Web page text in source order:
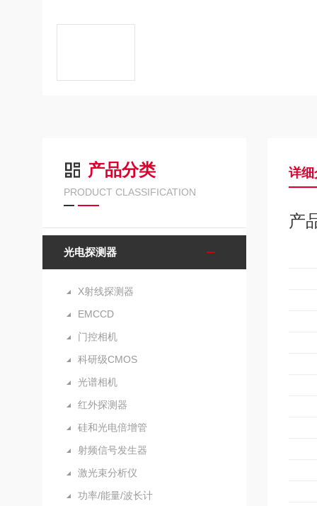
产品分类
PRODUCT CLASSIFICATION
光电探测器
X射线探测器
EMCCD
门控相机
科研级CMOS
光谱相机
红外探测器
硅和光电倍增管
射频信号发生器
激光束分析仪
功率/能量/波长计
详细
产